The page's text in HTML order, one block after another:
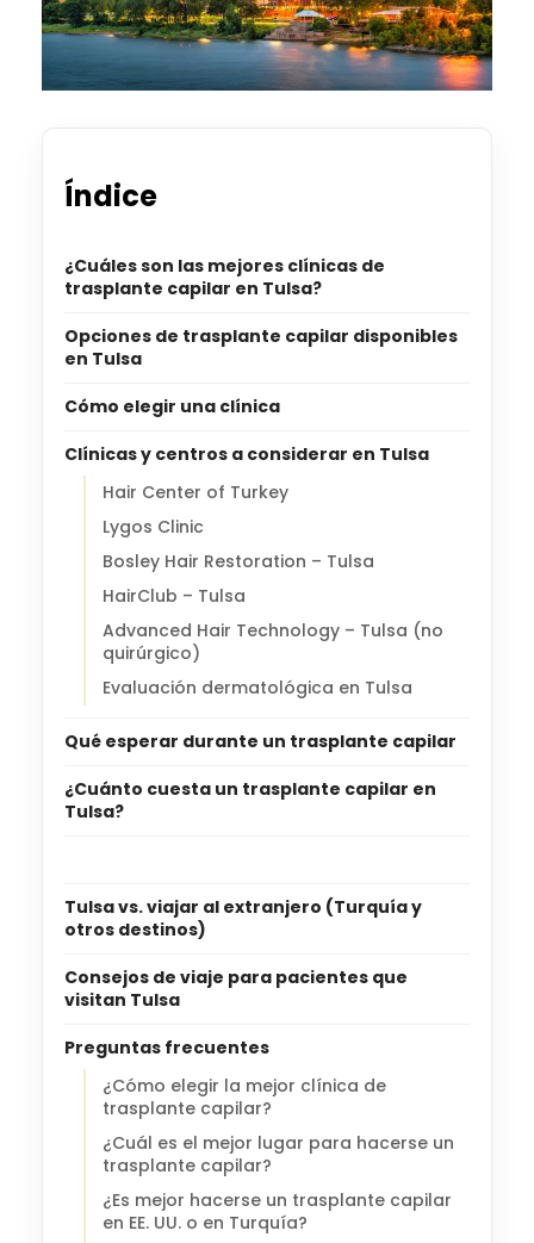
Índice
¿Cuáles son las mejores clínicas de
trasplante capilar en Tulsa?
Opciones de trasplante capilar disponibles
en Tulsa
Cómo elegir una clínica
Clínicas y centros a considerar en Tulsa
Hair Center of Turkey
Lygos Clinic
Bosley Hair Restoration – Tulsa
HairClub – Tulsa
Advanced Hair Technology – Tulsa (no
quirúrgico)
Evaluación dermatológica en Tulsa
Qué esperar durante un trasplante capilar
¿Cuánto cuesta un trasplante capilar en
Tulsa?
Tulsa vs. viajar al extranjero (Turquía y
otros destinos)
Consejos de viaje para pacientes que
visitan Tulsa
Preguntas frecuentes
¿Cómo elegir la mejor clínica de
trasplante capilar?
¿Cuál es el mejor lugar para hacerse un
trasplante capilar?
¿Es mejor hacerse un trasplante capilar
en EE. UU. o en Turquía?